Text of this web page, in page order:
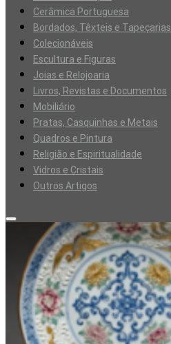
Cerâmica Portuguesa
Bordados, Têxteis e Tapeçarias
Colecionáveis
Escultura e Figuras
Joias e Relojoaria
Livros, Revistas e Documentos
Mobiliário
Pratas, Casquinhas e Metais
Quadros e Pintura
Religião e Espiritualidade
Vidros e Cristais
Outros Artigos